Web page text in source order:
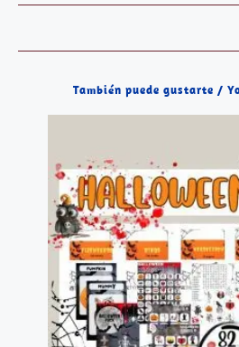
También puede gustarte /